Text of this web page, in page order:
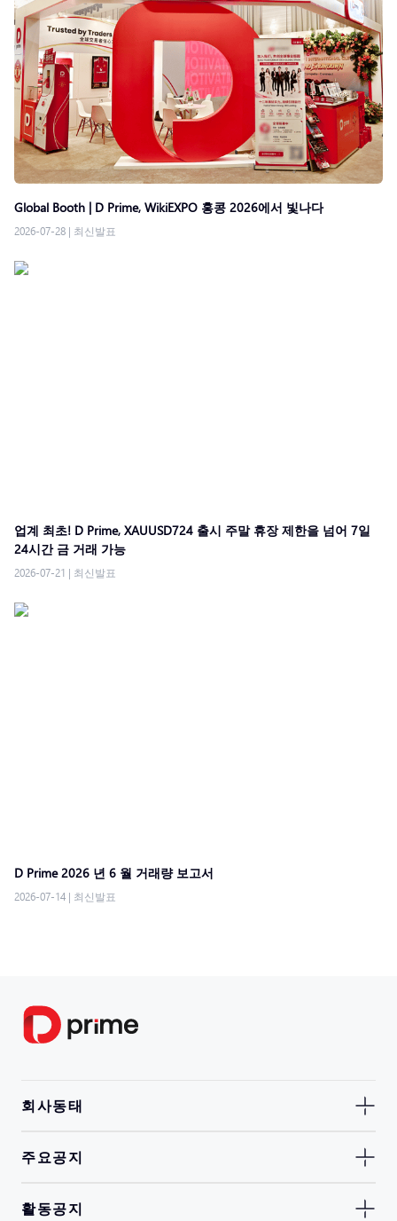
Global Booth | D Prime, WikiEXPO 홍콩 2026에서 빛나다
2026-07-28 | 최신발표
업계 최초! D Prime, XAUUSD724 출시 주말 휴장 제한을 넘어 7일
24시간 금 거래 가능
2026-07-21 | 최신발표
D Prime 2026 년 6 월 거래량 보고서
2026-07-14 | 최신발표
회사동태
주요공지
활동공지